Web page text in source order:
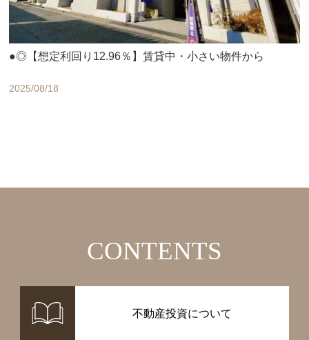
●◎【想定利回り12.96％】賃貸中・小さい物件から
2025/08/18
CONTENTS
不動産投資について